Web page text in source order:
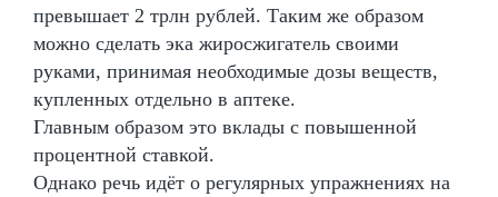
превышает 2 трлн рублей. Таким же образом
можно сделать эка жиросжигатель своими
руками, принимая необходимые дозы веществ,
купленных отдельно в аптеке.
Главным образом это вклады с повышенной
процентной ставкой.
Однако речь идёт о регулярных упражнениях на